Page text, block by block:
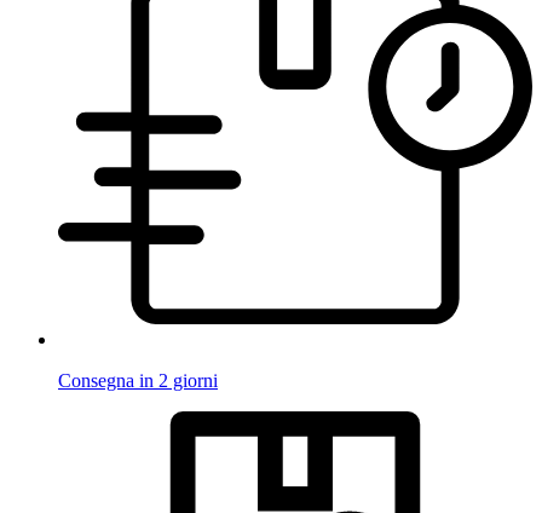
Consegna in 2 giorni